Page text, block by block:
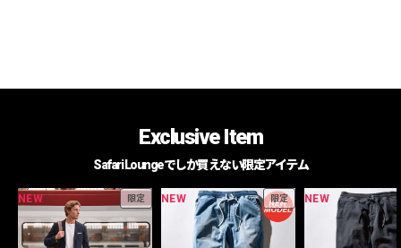
Exclusive Item
Safari Loungeでしか買えない限定アイテム
NEW 限定 NEW 限定 NEW